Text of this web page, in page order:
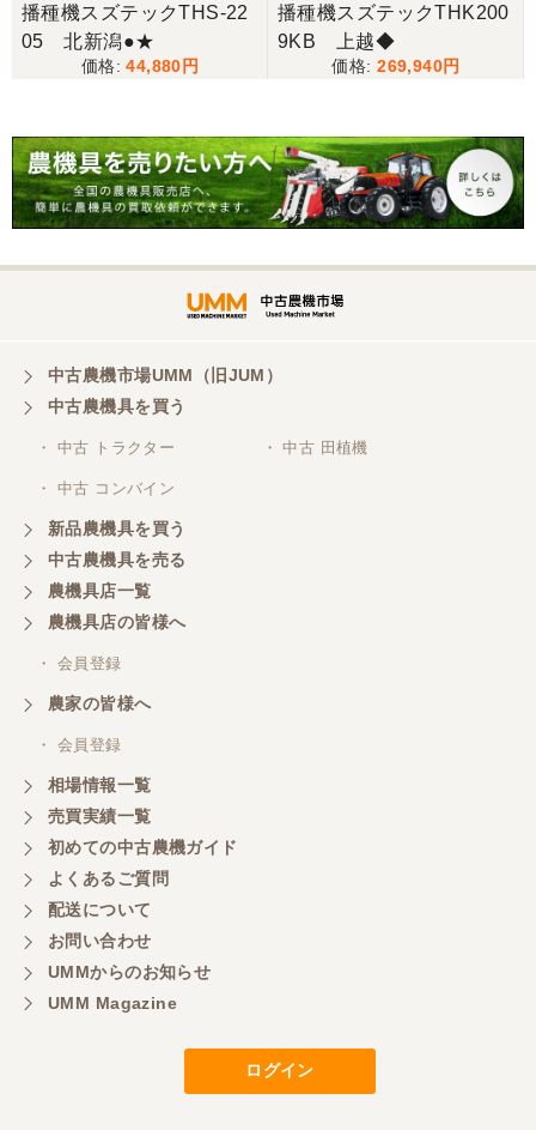
三重県／谷本勝美
こちらの、対応も、よく、大変、満足、です。
三重県／谷本勝美
こちらの、対応、も、よくして、くれました。
対応も、よくしてくれました、有難うございまし
三重県／山本
対応ありがとうございました。
三重県／山本
共立シュレッターを受け取りました。 状態は問題な
く、エンジンも調子がよさそうです。 ありがとうご
ざいました。
三重県／
嫌な顔をせずに一生懸命頑張ってくれる中山さんに
感謝しています。ここで3台買いましたが、これから
もよろしくお願いしたいです。
三重県／
初めてコンバインを買いに行ったのですが、とても
明るい方に担当していただき細かく説明して下さっ
てとても嬉しかったです。
担当さんの説明が丁寧で分かりやすく、急な要望に
も迅速に対応して頂き非常に助かりました。
播種機スズテックTHS-22
05 北新潟●★
44,880
播種機スズテックTHK200
9KB 上越◆
269,940
中古農機市場UMM（旧JUM）
中古農機具を買う
・ 中古 トラクター ・ 中古 田植機
・ 中古 コンバイン
新品農機具を買う
中古農機具を売る
農機具店一覧
農機具店の皆様へ
・ 会員登録
農家の皆様へ
・ 会員登録
相場情報一覧
売買実績一覧
初めての中古農機ガイド
よくあるご質問
配送について
お問い合わせ
UMMからのお知らせ
UMM Magazine
ログイン